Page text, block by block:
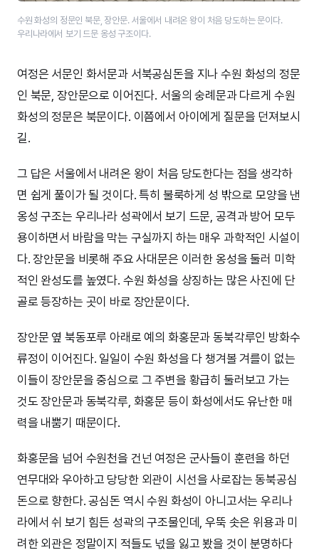
수원 화성의 정문인 북문, 장안문. 서울에서 내려온 왕이 처음 당도하는 문이다.
우리나라에서 보기 드문 옹성 구조이다.
여정은 서문인 화서문과 서북공심돈을 지나 수원 화성의 정문
인 북문, 장안문으로 이어진다. 서울의 숭례문과 다르게 수원
화성의 정문은 북문이다. 이쯤에서 아이에게 질문을 던져보시
길.
그 답은 서울에서 내려온 왕이 처음 당도한다는 점을 생각하
면 쉽게 풀이가 될 것이다. 특히 불룩하게 성 밖으로 모양을 낸
옹성 구조는 우리나라 성곽에서 보기 드문, 공격과 방어 모두
용이하면서 바람을 막는 구실까지 하는 매우 과학적인 시설이
다. 장안문을 비롯해 주요 사대문은 이러한 옹성을 둘러 미학
적인 완성도를 높였다. 수원 화성을 상징하는 많은 사진에 단
골로 등장하는 곳이 바로 장안문이다.
장안문 옆 북동포루 아래로 예의 화홍문과 동북각루인 방화수
류정이 이어진다. 일일이 수원 화성을 다 챙겨볼 겨를이 없는
이들이 장안문을 중심으로 그 주변을 황급히 둘러보고 가는
것도 장안문과 동북각루, 화홍문 등이 화성에서도 유난한 매
력을 내뿜기 때문이다.
화홍문을 넘어 수원천을 건넌 여정은 군사들이 훈련을 하던
연무대와 우아하고 당당한 외관이 시선을 사로잡는 동북공심
돈으로 향한다. 공심돈 역시 수원 화성이 아니고서는 우리나
라에서 쉬 보기 힘든 성곽의 구조물인데, 우뚝 솟은 위용과 미
려한 외관은 정말이지 적들도 넋을 잃고 봤을 것이 분명하다